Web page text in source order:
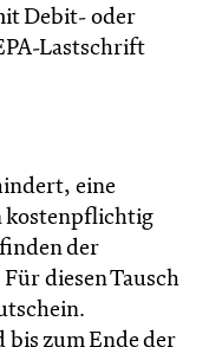
Debit- oder
Lastschrift
eine
kostenpflichtig
der
diesen Tausch
bis zum Ende der